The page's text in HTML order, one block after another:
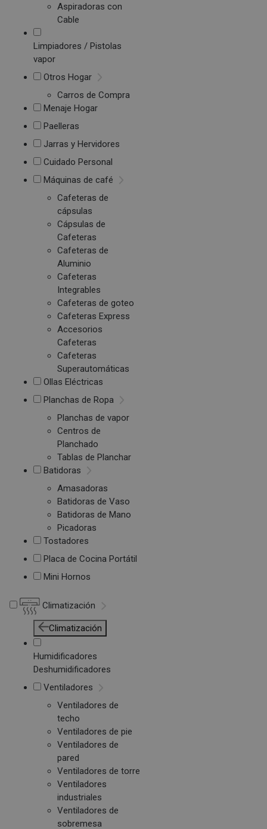
Aspiradoras con
Cable
Limpiadores / Pistolas
vapor
Otros Hogar
Carros de Compra
Menaje Hogar
Paelleras
Jarras y Hervidores
Cuidado Personal
Máquinas de café
Cafeteras de
cápsulas
Cápsulas de
Cafeteras
Cafeteras de
Aluminio
Cafeteras
Integrables
Cafeteras de goteo
Cafeteras Express
Accesorios
Cafeteras
Cafeteras
Superautomáticas
Ollas Eléctricas
Planchas de Ropa
Planchas de vapor
Centros de
Planchado
Tablas de Planchar
Batidoras
Amasadoras
Batidoras de Vaso
Batidoras de Mano
Picadoras
Tostadores
Placa de Cocina Portátil
Mini Hornos
Climatización
Climatización
Humidificadores
Deshumidificadores
Ventiladores
Ventiladores de
techo
Ventiladores de pie
Ventiladores de
pared
Ventiladores de torre
Ventiladores
industriales
Ventiladores de
sobremesa